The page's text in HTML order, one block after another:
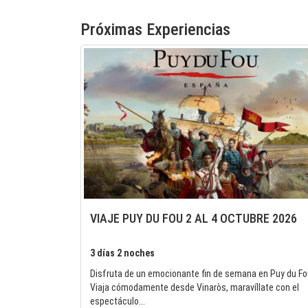
Próximas Experiencias
VIAJE PUY DU FOU 2 AL 4 OCTUBRE 2026
3 días 2 noches
Disfruta de un emocionante fin de semana en Puy du
Viaja cómodamente desde Vinaròs, maravíllate con el
espectáculo...